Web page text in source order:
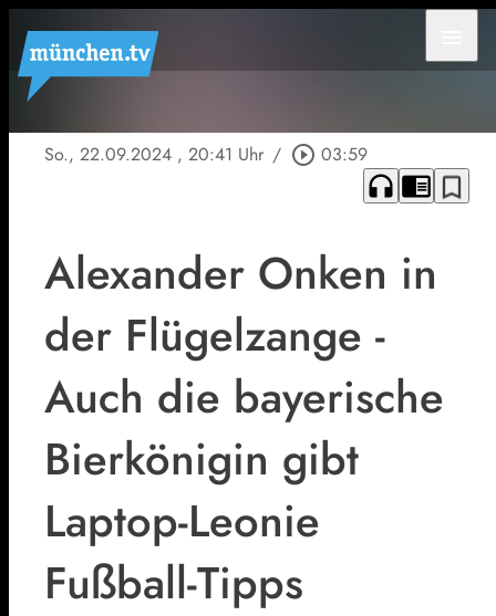
So., 22.09.2024 , 20:41 Uhr / play_circle_outline 03:59
headphones chrome_reader_mode bookmark_border
Alexander Onken in
der Flügelzange -
Auch die bayerische
Bierkönigin gibt
Laptop-Leonie
Fußball-Tipps